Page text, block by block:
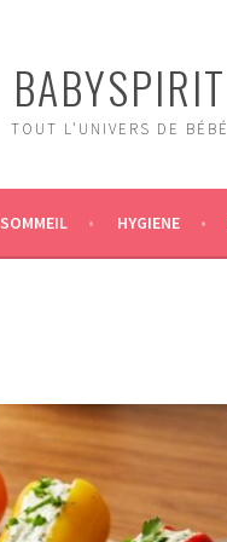
BABYSPIRIT
TOUT L'UNIVERS DE BÉBÉ
SOMMEIL HYGIENE